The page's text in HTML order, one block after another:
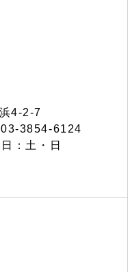
4-2-7
3854-6124
：土・日